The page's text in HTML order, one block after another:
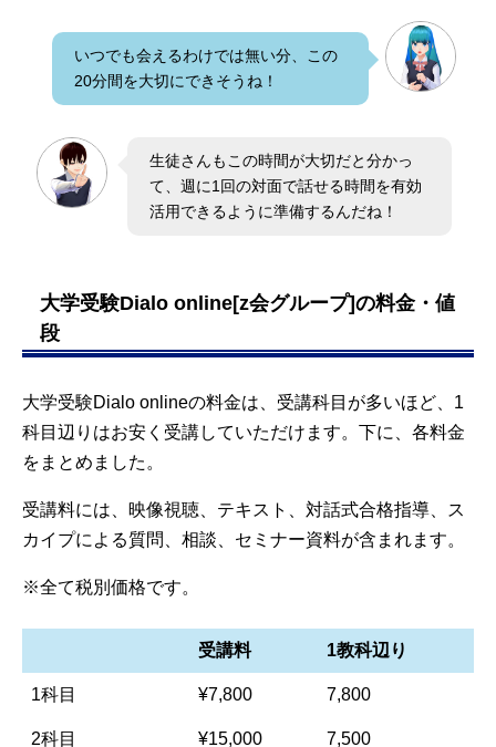
いつでも会えるわけでは無い分、この
20分間を大切にできそうね！
生徒さんもこの時間が大切だと分かっ
て、週に1回の対面で話せる時間を有効
活用できるように準備するんだね！
大学受験Dialo online[z会グループ]の料金・値
段
大学受験Dialo onlineの料金は、受講科目が多いほど、1
科目辺りはお安く受講していただけます。下に、各料金
をまとめました。
受講料には、映像視聴、テキスト、対話式合格指導、ス
カイプによる質問、相談、セミナー資料が含まれます。
※全て税別価格です。
受講料 1教科辺り
1科目 ¥7,800 7,800
2科目 ¥15,000 7,500